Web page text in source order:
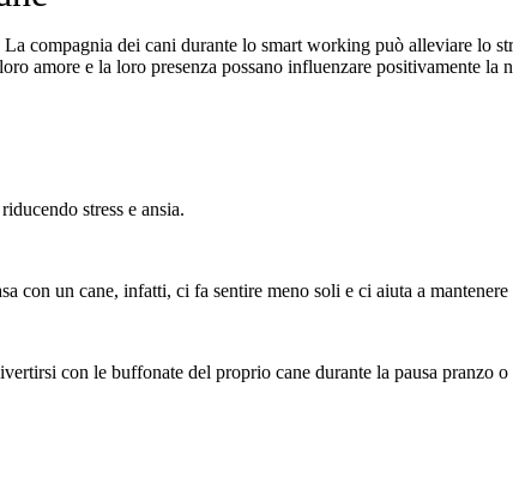
compagnia dei cani durante lo smart working può alleviare lo
amore e la loro presenza possano influenzare positivamente la
stress e ansia.
con un cane, infatti, ci fa sentire meno soli e ci aiuta a
con le buffonate del proprio cane durante la pausa pranzo